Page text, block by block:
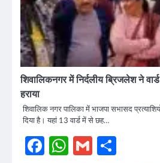
शिवालिकनगर में निर्दलीय ब्रिजलेश ने
हराया
शिवालिक नगर पालिका में भाजपा सभासद
दिया है। यहां 13 वार्ड में से छह…
Facebook
WhatsApp
Gmail